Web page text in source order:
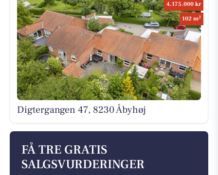
4.175.000 kr
102 m2
Digtergangen 47, 8230 Åbyhøj
FÅ TRE GRATIS
SALGSVURDERINGER